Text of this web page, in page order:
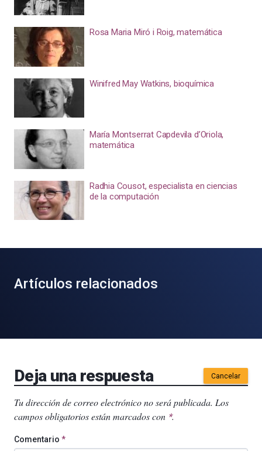
Rosa Maria Miró i Roig, matemática
Winifred May Watkins, bioquímica
María Montserrat Capdevila d’Oriola,
matemática
Radhia Cousot, especialista en ciencias
de la computación
Artículos relacionados
Deja una respuesta Cancelar
Tu dirección de correo electrónico no será publicada. Los
campos obligatorios están marcados con *.
Comentario *